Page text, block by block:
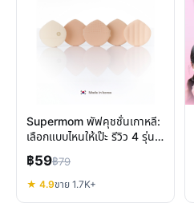
Supermom พัฟคุชชั่นเกาหลี:
เลือกแบบไหนให้เป๊ะ รีวิว 4 รุ่น
ยอดนิยม
฿59฿79
★ 4.9ขาย 1.7K+